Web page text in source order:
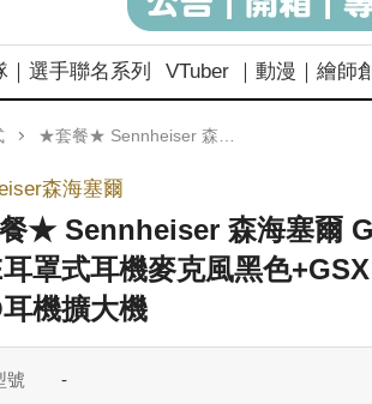
｜選手聯名系列 VTuber ｜動漫｜繪師
★套餐★ Sennheiser 森海塞爾 G4ME ONE耳罩式耳機麥克風黑色+GSX 1200 PRO耳機擴大機
森海塞爾
★ Sennheiser 森海塞爾
罩式耳機麥克風黑色
機擴大機
號
-